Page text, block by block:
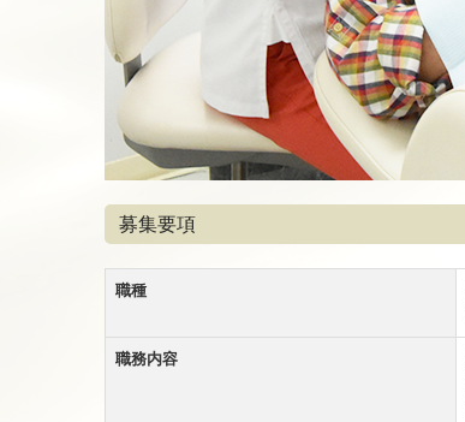
募集要項
職種
職務内容